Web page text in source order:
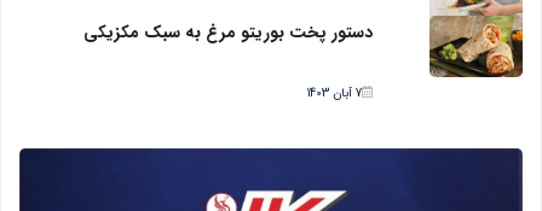
دستور پخت بوریتو مرغ به سبک مکزیکی
7 آبان 1403